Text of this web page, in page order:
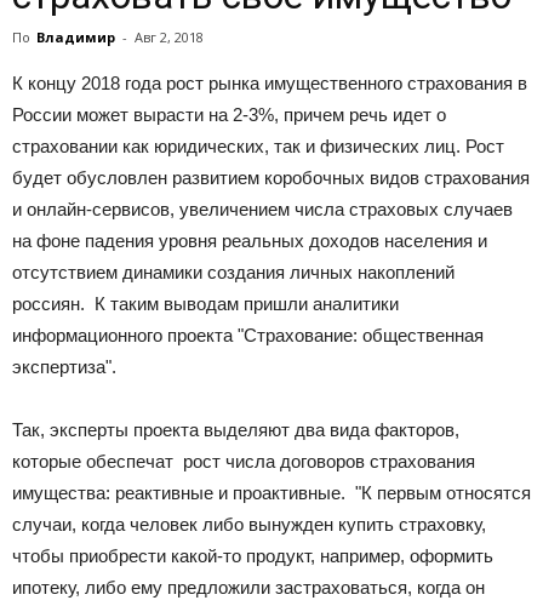
По Владимир - Авг 2, 2018
К концу 2018 года рост рынка имущественного страхования в
России может вырасти на 2-3%, причем речь идет о
страховании как юридических, так и физических лиц. Рост
будет обусловлен развитием коробочных видов страхования
и онлайн-сервисов, увеличением числа страховых случаев
на фоне падения уровня реальных доходов населения и
отсутствием динамики создания личных накоплений
россиян. К таким выводам пришли аналитики
информационного проекта "Страхование: общественная
экспертиза".
Так, эксперты проекта выделяют два вида факторов,
которые обеспечат рост числа договоров страхования
имущества: реактивные и проактивные. "К первым относятся
случаи, когда человек либо вынужден купить страховку,
чтобы приобрести какой-то продукт, например, оформить
ипотеку, либо ему предложили застраховаться, когда он